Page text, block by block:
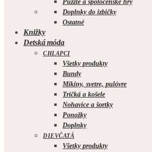
Puzzle a spoločenské hry
Doplnky do izbičky
Ostatné
Knižky
Detská móda
CHLAPCI
Všetky produkty
Bundy
Mikiny, svetre, pulóvre
Tričká a košele
Nohavice a šortky
Ponožky
Doplnky
DIEVČATÁ
Všetky produkty